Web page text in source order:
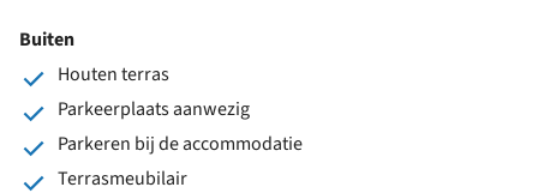
Buiten
Houten terras
Parkeerplaats aanwezig
Parkeren bij de accommodatie
Terrasmeubilair